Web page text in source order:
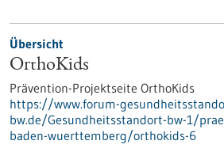
Übersicht
OrthoKids
Prävention-Projektseite OrthoKids
https://www.forum-
bw.de/Gesundheitsstandort-bw-1/
baden-wuerttemberg/orthokids-6